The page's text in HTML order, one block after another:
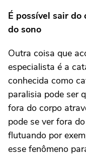
É possível sair
do sono
Outra coisa que
especialista é a
conhecida como
paralisia pode ser
fora do corpo
pode se ver fora
flutuando por
esse fenômeno